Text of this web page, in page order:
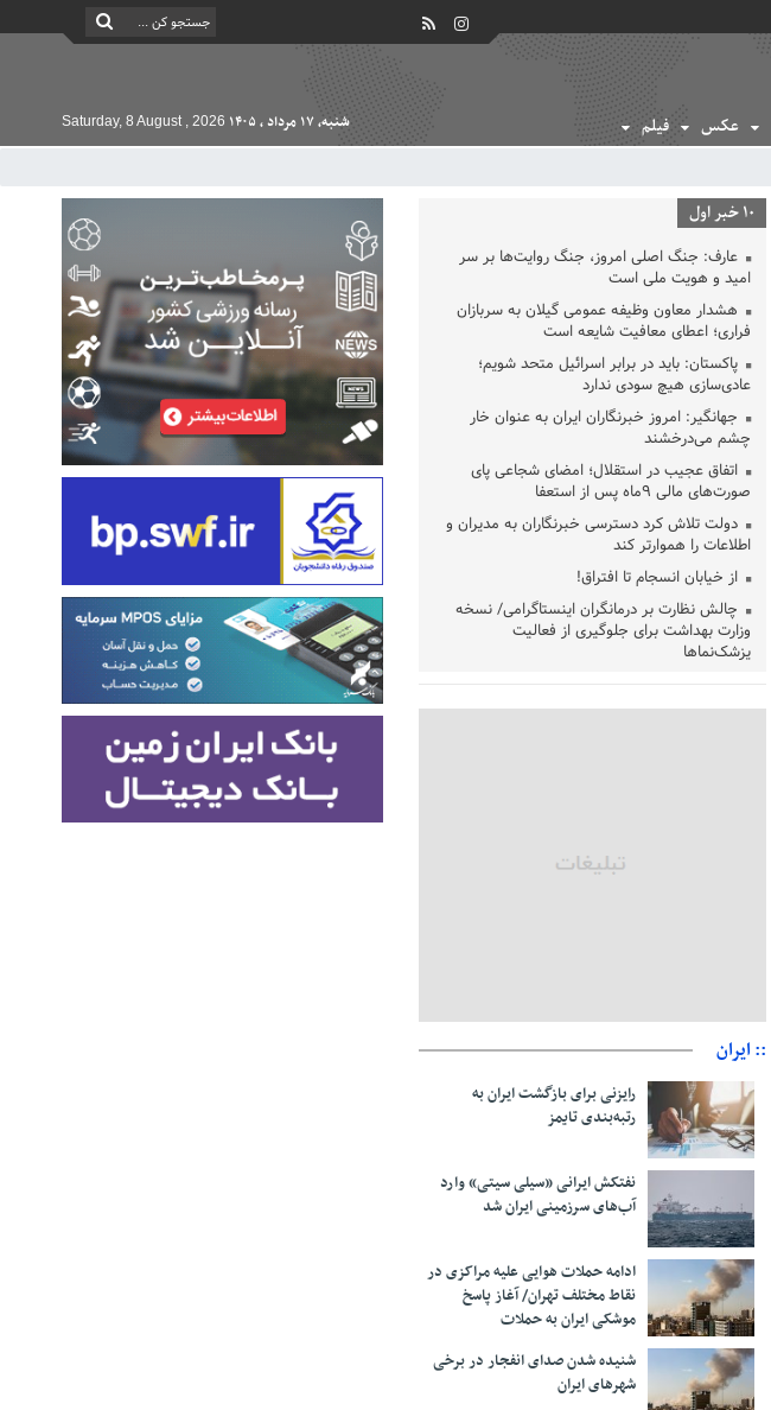
عکس فیلم شنبه, ۱۷ مرداد , ۱۴۰۵ Saturday, 8 August , 2026
10 خبر اول
عارف: جنگ اصلی امروز، جنگ روایت‌ها بر سر
امید و هویت ملی است
هشدار معاون وظیفه عمومی گیلان به سربازان
فراری؛ اعطای معافیت شایعه است
پاکستان: باید در برابر اسرائیل متحد شویم؛
عادی‌سازی هیچ سودی ندارد
جهانگیر: امروز خبرنگاران ایران به عنوان خار
چشم می‌درخشند
اتفاق عجیب در استقلال؛ امضای شجاعی پای
صورت‌های مالی ٩ماه پس از استعفا
دولت تلاش کرد دسترسی خبرنگاران به مدیران و
اطلاعات را هموارتر کند
از خیابان انسجام تا افتراق!
چالش نظارت بر درمانگران اینستاگرامی/ نسخه
وزارت بهداشت برای جلوگیری از فعالیت
پزشک‌نماها
پشتیبانی از زنجیره ارزش بادام زمینی در اولویت
حمایت از مرزنشینان نباید به زیان تولید باشد/
مواد اولیه با کولبری وارد شود
:: ایران
رایزنی برای بازگشت ایران به
رتبه‌بندی تایمز
نفتکش ایرانی «سیلی سیتی» وارد
آب‌های سرزمینی ایران شد
ادامه حملات هوایی علیه مراکزی در
نقاط مختلف تهران/ آغاز پاسخ
موشکی ایران به حملات
شنیده شدن صدای انفجار در برخی
شهرهای ایران